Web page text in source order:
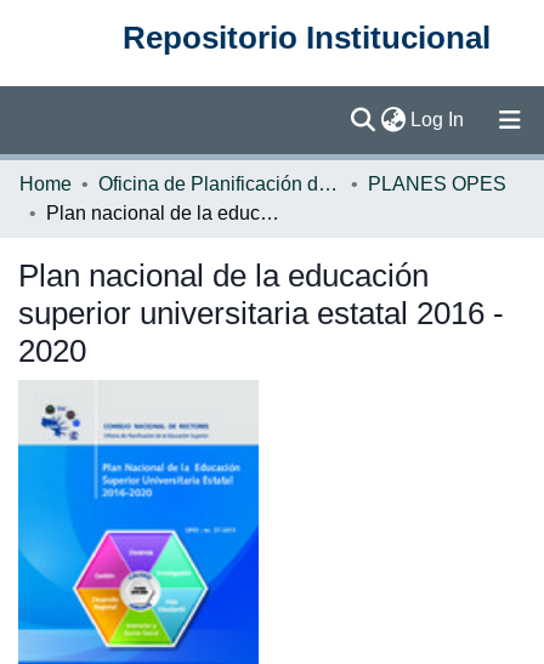
Repositorio Institucional
Log In (current)
Communities & Collections
Statistics
Home Oficina de Planificación de la Educación Superior (OPES)
PLANES OPES
Plan nacional de la educación superior universitaria estatal 2016 - 2020
Plan nacional de la educación
superior universitaria estatal 2016 -
2020